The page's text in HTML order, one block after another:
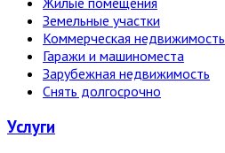
Земельные участки
Коммерческая недвижимость
Гаражи и машиноместа
Зарубежная недвижимость
Снять долгосрочно
Услуги